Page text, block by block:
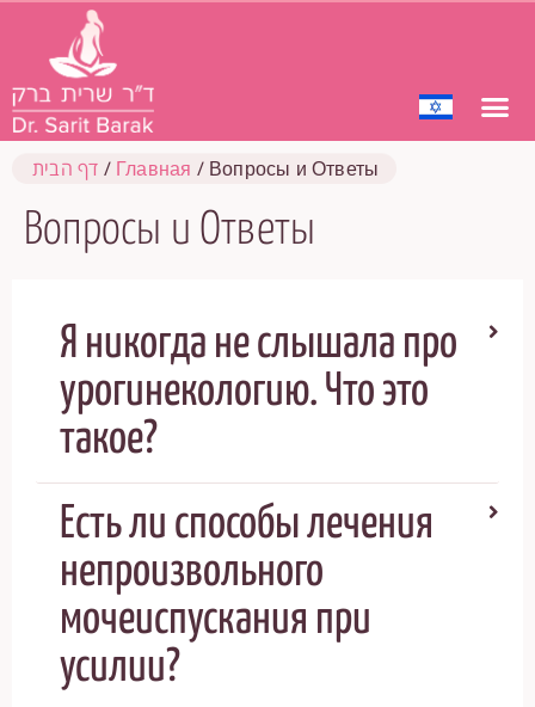
דף הבית / Главная / Вопросы и Ответы
Вопросы и Ответы
Я никогда не слышала про
урогинекологию. Что это
такое?
Есть ли способы лечения
непроизвольного
мочеиспускания при
усилии?